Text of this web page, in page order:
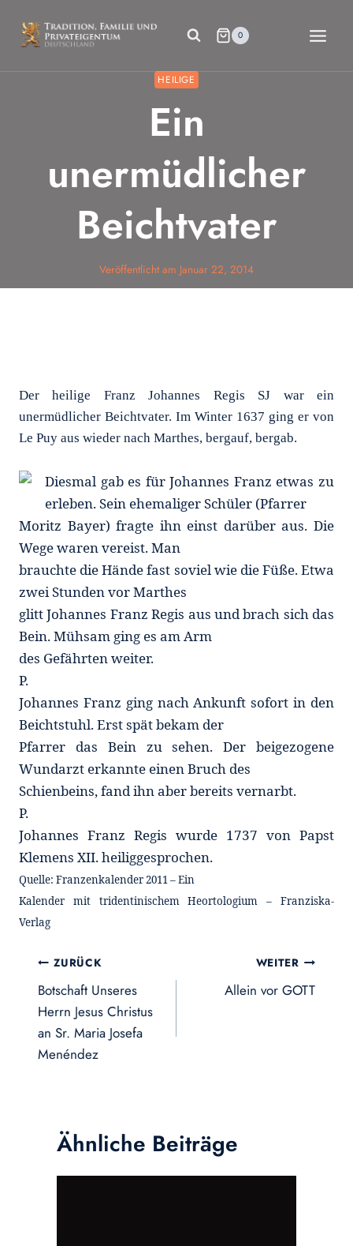
Inhalt
springen
0
HEILIGE
Ein
unermüdlicher
Beichtvater
Veröffentlicht am Januar 22, 2014
Der heilige Franz Johannes Regis SJ war ein
unermüdlicher Beichtvater. Im Winter 1637 ging er von
Le Puy aus wieder nach Marthes, bergauf, bergab.
Diesmal gab es für Johannes Franz etwas zu
erleben. Sein ehemaliger Schüler (Pfarrer
Moritz Bayer) fragte ihn einst darüber aus. Die
Wege waren vereist. Man
brauchte die Hände fast soviel wie die Füße. Etwa
zwei Stunden vor Marthes
glitt Johannes Franz Regis aus und brach sich das
Bein. Mühsam ging es am Arm
des Gefährten weiter.
P.
Johannes Franz ging nach Ankunft sofort in den
Beichtstuhl. Erst spät bekam der
Pfarrer das Bein zu sehen. Der beigezogene
Wundarzt erkannte einen Bruch des
Schienbeins, fand ihn aber bereits vernarbt.
P.
Johannes Franz Regis wurde 1737 von Papst
Klemens XII. heiliggesprochen.
Quelle: Franzenkalender 2011 – Ein
Kalender mit tridentinischem Heortologium – Franziska-
Verlag
Beitragsnavigation
ZURÜCK
Botschaft Unseres
Herrn Jesus Christus
an Sr. Maria Josefa
Menéndez
WEITER
Allein vor GOTT
Ähnliche Beiträge